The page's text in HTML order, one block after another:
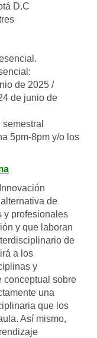
D.C
de 2025 /
de junio de
semestral
5pm-8pm y/o los
de
y profesionales
y que laboran
de
a los
y
conceptual sobre
una
que los
Así mismo,